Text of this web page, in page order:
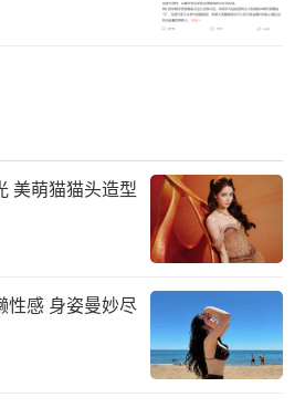
意上更上一层楼，紧密聚
趣味游戏相结合，考验着学
反应速度；“绝泪之城”的
的场景和烧脑的谜题，带领
奇幻色彩的世界。学长们在
默契和欢乐的氛围，“雨伞
吃萝卜”等环节成为经典名
欢乐。双身份狼人杀、阿瓦
美萌猫猫头造型
性感 身姿曼妙尽